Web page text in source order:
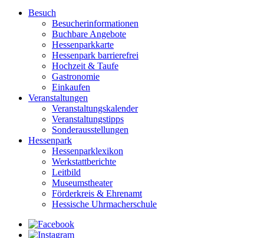
Besuch
Besucherinformationen
Buchbare Angebote
Hessenparkkarte
Hessenpark barrierefrei
Hochzeit & Taufe
Gastronomie
Einkaufen
Veranstaltungen
Veranstaltungskalender
Veranstaltungstipps
Sonderausstellungen
Hessenpark
Hessenparklexikon
Werkstattberichte
Leitbild
Museumstheater
Förderkreis & Ehrenamt
Hessische Uhrmacherschule